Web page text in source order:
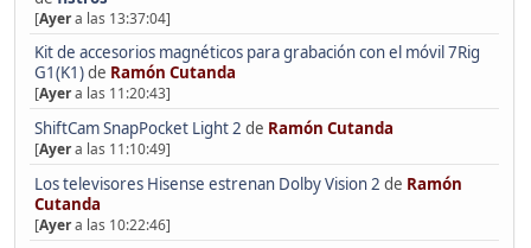
[Ayera las 13:37:04]
Kit de accesorios magnéticos para grabación con el móvil 7Rig
G1(K1)de Ramón Cutanda
[Ayera las 11:20:43]
ShiftCam SnapPocket Light 2 de Ramón Cutanda
[Ayera las 11:10:49]
Los televisores Hisense estrenan Dolby Vision 2 de Ramón
Cutanda
[Ayera las 10:22:46]